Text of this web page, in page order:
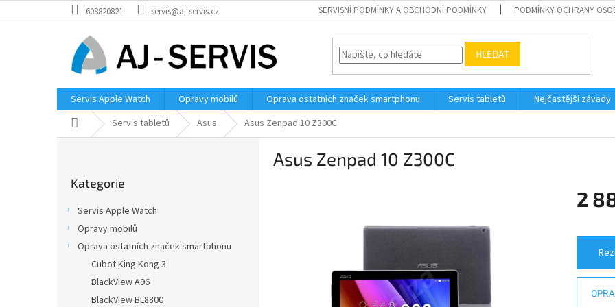
na
608820821 servis@aj-servis.cz SERVISNÍ PODMÍNKY A OBCHODNÍ PODMÍNKY PODMÍNKY OCHRANY
HLEDAT
Servis Apple Watch Opravy mobilů Oprava ostatních značek smartphonu Servis tabletů Nejčastější závady
Domů Servis tabletů Asus Asus Zenpad 10 Z300C
kategorie
Kategorie
Servis Apple Watch
Opravy mobilů
Oprava ostatních značek smartphonu
Cubot King Kong 3
BlackView A96
BlackView BL8800
Asus Zenpad 10 Z300C
2
cena: